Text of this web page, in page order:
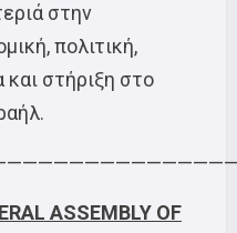
στην
πολιτική,
στήριξη στο
ASSEMBLY OF